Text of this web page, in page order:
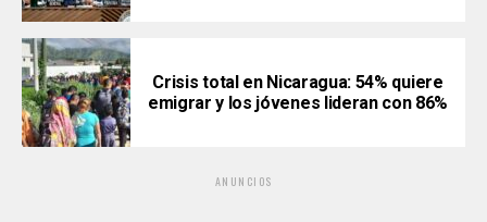
Crisis total en Nicaragua: 54% quiere
emigrar y los jóvenes lideran con 86%
ANUNCIOS